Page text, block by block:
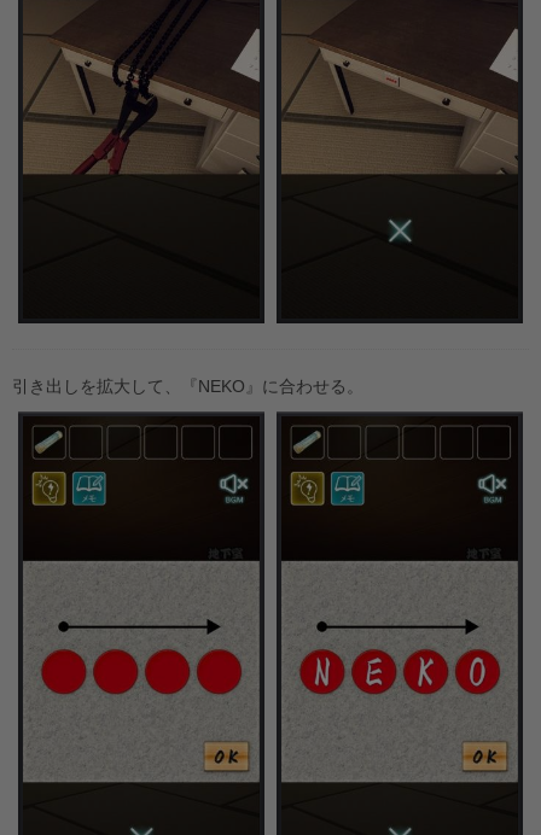
引き出しを拡大して、『NEKO』に合わせる。